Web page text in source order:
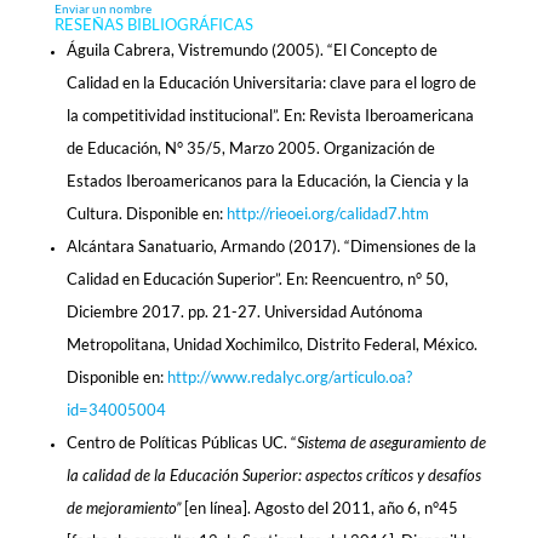
Enviar un nombre
RESEÑAS BIBLIOGRÁFICAS
Águila Cabrera, Vistremundo (2005). “El Concepto de
Calidad en la Educación Universitaria: clave para el logro de
la competitividad institucional”. En: Revista Iberoamericana
de Educación, N° 35/5, Marzo 2005. Organización de
Estados Iberoamericanos para la Educación, la Ciencia y la
Cultura. Disponible en: http://rieoei.org/calidad7.htm
Alcántara Sanatuario, Armando (2017). “Dimensiones de la
Calidad en Educación Superior”. En: Reencuentro, n° 50,
Diciembre 2017. pp. 21-27. Universidad Autónoma
Metropolitana, Unidad Xochimilco, Distrito Federal, México.
Disponible en: http://www.redalyc.org/articulo.oa?
id=34005004
Centro de Políticas Públicas UC. “Sistema de aseguramiento de
la calidad de la Educación Superior: aspectos críticos y desafíos
de mejoramiento”[en línea]. Agosto del 2011, año 6, n°45